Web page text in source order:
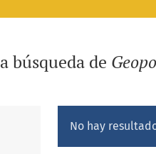
búsqueda de
No hay